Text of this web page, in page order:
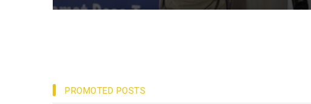
PROMOTED POSTS